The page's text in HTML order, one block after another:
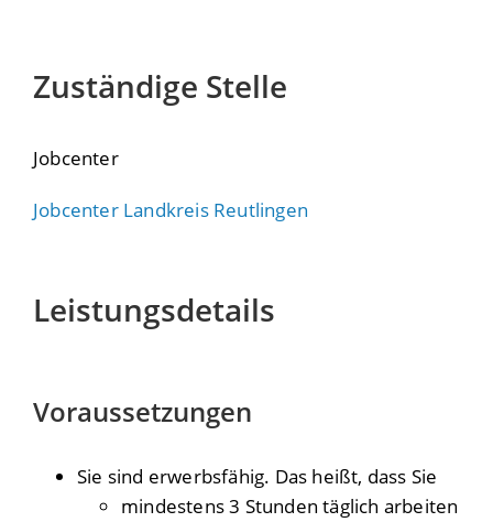
Zuständige Stelle
Jobcenter
Jobcenter Landkreis Reutlingen
Leistungsdetails
Voraussetzungen
Sie sind erwerbsfähig. Das heißt, dass Sie
mindestens 3 Stunden täglich arbeiten